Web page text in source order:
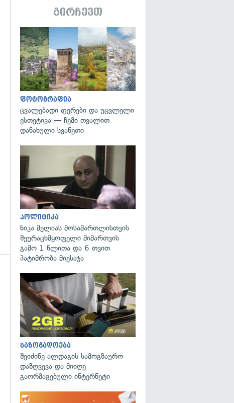
გადახედვა
გირჩევთ
ფოტოგრაფია
ცვალებადი ფერები და უცვლელი
ესთეტიკა — ჩემი თვალით
დანახული სვანეთი
პოლიტიკა
ნიკა მელიას მოსამართლისთვის
შეურაცხმყოფელი მიმართვის
გამო 1 წლითა და 6 თვით
პატიმრობა მიესაჯა
საზოგადოება
შეიძინე ალდაგის სამოგზაურო
დაზღვევა და მიიღე
გაორმაგებული ინტერნეტი